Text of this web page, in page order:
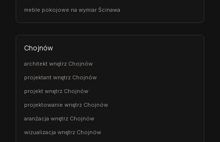
meble pokojowe na wymiar Ścinawa
Chojnów
architekt wnętrz Chojnów
projektant wnętrz Chojnów
projekt wnętrz Chojnów
projektowanie wnętrz Chojnów
aranżacja wnętrz Chojnów
wizualizacja wnętrz Chojnów